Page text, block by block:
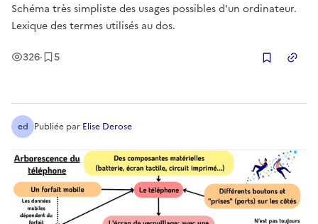
Schéma très simpliste des usages possibles d'un ordinateur.
Lexique des termes utilisés au dos.
326Vues
· 5Enregistrement
ed Publiée par Elise Derose